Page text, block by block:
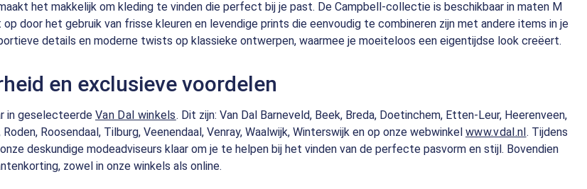
het makkelijk om kleding te vinden die perfect bij je past. De Campbell-collectie is beschikbaar in maten M
door het gebruik van frisse kleuren en levendige prints die eenvoudig te combineren zijn met andere items in je
details en moderne twists op klassieke ontwerpen, waarmee je moeiteloos een eigentijdse look creëert.
en exclusieve voordelen
in geselecteerde Van Dal winkels. Dit zijn: Van Dal Barneveld, Beek, Breda, Doetinchem, Etten-Leur, Heerenveen,
Roden, Roosendaal, Tilburg, Veenendaal, Venray, Waalwijk, Winterswijk en op onze webwinkel www.vdal.nl . Tijdens
deskundige modeadviseurs klaar om je te helpen bij het vinden van de perfecte pasvorm en stijl. Bovendien
zowel in onze winkels als online.